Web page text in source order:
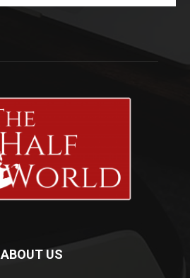
ABOUT US